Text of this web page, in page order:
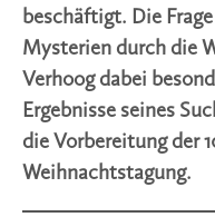
beschäftigt. Die
Mysterien durch die
Verhoog dabei
Ergebnisse seines
die Vorbereitung der
Weihnachtstagung.